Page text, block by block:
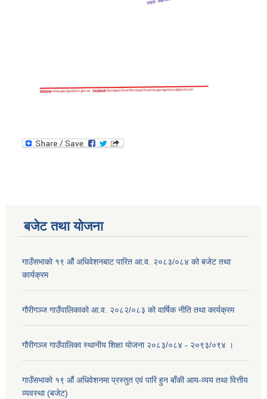
बजेट तथा याेजना
गाउँसभाको १९ औं अधिवेशनबाट पारित आ.व. २०८३/०८४ को बजेट तथा
कार्यक्रम
गौरीगञ्ज गाउँपालिकाको आ.व. २०८२/०८३ को वार्षिक नीति तथा कार्यक्रम
गौरीगञ्ज गाउँपालिका स्थानीय शिक्षा योजना २०८३/०८४ - २०९३/०९४ ।
गाउँसभाको १९ ‌औं अधिवेशनमा प्रस्तुत एवं पारि हुन बाँकी आय-व्यय तथा वित्तीय
व्यवस्था (बजेट)